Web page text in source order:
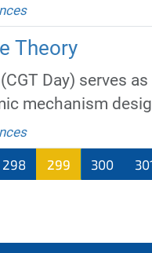
Theory
Day) serves
mechanism
298
299
300